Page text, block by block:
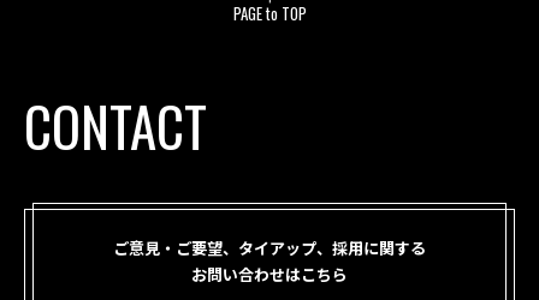
PAGE to TOP
CONTACT
ご意見・ご要望、タイアップ、採用に関する
お問い合わせはこちら